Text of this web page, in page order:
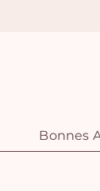
Bonnes